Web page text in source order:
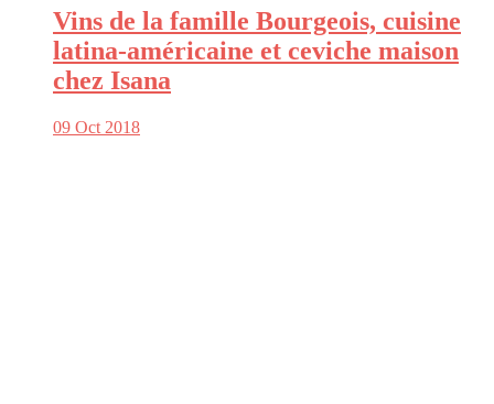
Vins de la famille Bourgeois, cuisine
latina-américaine et ceviche maison
chez Isana
09 Oct 2018